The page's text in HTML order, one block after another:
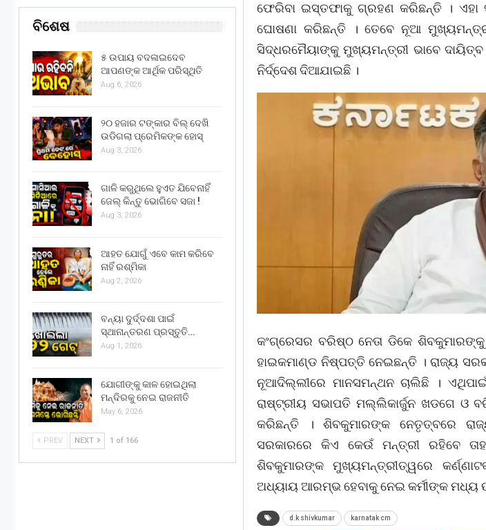
ଫେରିବା ଇସ୍ତଫାକୁ ଗ୍ରହଣ କରିଛନ୍ତି ।
ଘୋଷଣା କରିଛନ୍ତି । ତେବେ ନୂଆ
ସିଦ୍ଧରମୈୟାଙ୍କୁ ମୁଖ୍ୟମନ୍ତ୍ରୀ ଭାବେ ଦାୟିତ୍ବ
ନିର୍ଦ୍ଦେଶ ଦିଆଯାଇଛି ।
କଂଗ୍ରେସର ବରିଷ୍ଠ ନେତା ଡିକେ
ହାଇକମାଣ୍ଡ ନିଷ୍ପତ୍ତି ନେଇଛନ୍ତି । ରାଜ୍ୟ
ନୂଆଦିଲ୍ଲୀରେ ମାନସମନ୍ଥନ ଚାଲିଛି ।
ରାଷ୍ଟ୍ରୀୟ ସଭାପତି ମଲ୍ଲିକାର୍ଜୁନ ଖଡଗେ ଓ
କରିଛନ୍ତି । ଶିବକୁମାରଙ୍କ ନେତୃତ୍ବରେ
ସରକାରରେ କିଏ କେଉଁ ମନ୍ତ୍ରୀ ରହିବେ
ଶିବକୁମାରଙ୍କ ମୁଖ୍ୟମନ୍ତ୍ରୀତ୍ୱରେ
ଅଧ୍ୟାୟ ଆରମ୍ଭ ହେବାକୁ ନେଇ କର୍ମୀଙ୍କ ମଧ୍ୟ
d.k shivkumar karnatak cm
ବିଶେଷ
୫ ଉପାୟ ବଦଳାଇଦେବ
ଆପଣଙ୍କ ଆର୍ଥିକ ପରିସ୍ଥିତି
Aug 6, 2026
୨୦ ହଜାର ଟଙ୍କାର ବିଲ୍ ଦେଖି
ଉଡିଗଲା ପ୍ରେମିକଙ୍କ ହୋସ୍
Aug 3, 2026
ଗାଳି କରୁଥିଲେ ହୁଏତ ଯିବେନାହିଁ
ଜେଲ୍ କିନ୍ତୁ ଭୋଗିବେ ସଜା !
Aug 3, 2026
ଆହତ ଯୋଗୁଁ ଏବେ କାମ କରିବେ
ନାହିଁ ରଶ୍ମିକା
Aug 2, 2026
ବନ୍ୟା ଦୁର୍ଦ୍ଦଶା ପାଇଁ
ସ୍ଥାନାନ୍ତରଣ ପ୍ରସ୍ତୁତି…
Aug 1, 2026
ଯୋଗୀଙ୍କୁ କାଳ ହୋଇଥିଲା
ମନ୍ଦିରକୁ ନେଇ ରାଜନୀତି
May 6, 2026
PREV NEXT 1 of 166